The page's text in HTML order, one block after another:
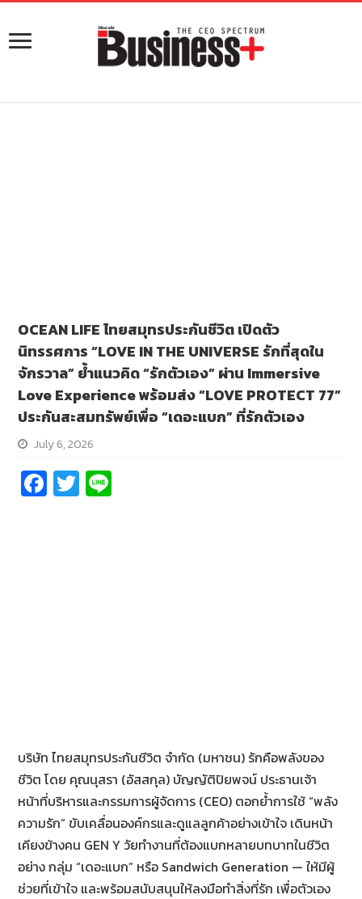
OCEAN LIFE ไทยสมุทรประกันชีวิต เปิดตัว
นิทรรศการ “LOVE IN THE UNIVERSE รักที่สุดใน
จักรวาล” ย้ำแนวคิด “รักตัวเอง” ผ่าน Immersive
Love Experience พร้อมส่ง “LOVE PROTECT 77”
ประกันสะสมทรัพย์เพื่อ “เดอะแบก” ที่รักตัวเอง
July 6, 2026
Fa
ce
T
wi
บริษัท ไทยสมุทรประกันชีวิต จำกัด (มหาชน) รักคือพลังของ
ชีวิต โดย คุณนุสรา (อัสสกุล) บัญญัติปิยพจน์ ประธานเจ้า
หน้าที่บริหารและกรรมการผู้จัดการ (CEO) ตอกย้ำการใช้ “พลัง
ความรัก” ขับเคลื่อนองค์กรและดูแลลูกค้าอย่างเข้าใจ เดินหน้า
เคียงข้างคน GEN Y วัยทำงานที่ต้องแบกหลายบทบาทในชีวิต
อย่าง กลุ่ม “เดอะแบก” หรือ Sandwich Generation — ให้มีผู้
ช่วยที่เข้าใจ และพร้อมสนับสนุนให้ลงมือทำสิ่งที่รัก เพื่อตัวเอง